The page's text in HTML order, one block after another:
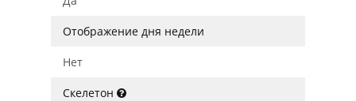
Отображение дня недели
Нет
Скелетон